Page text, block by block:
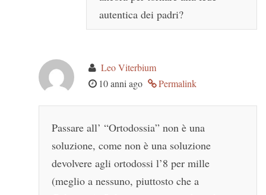
autentica dei padri?
Leo Viterbium
10 anni ago
Permalink
Passare all’ “Ortodossia” non è una
soluzione, come non è una soluzione
devolvere agli ortodossi l’8 per mille
(meglio a nessuno, piuttosto che a